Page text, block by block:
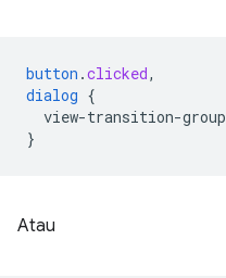
button .clicked,
dialog {
view-transition-group
}
Atau